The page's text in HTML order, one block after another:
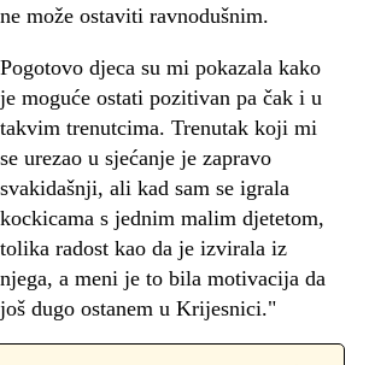
ne može ostaviti ravnodušnim.
Pogotovo djeca su mi pokazala kako
je moguće ostati pozitivan pa čak i u
takvim trenutcima. Trenutak koji mi
se urezao u sjećanje je zapravo
svakidašnji, ali kad sam se igrala
kockicama s jednim malim djetetom,
tolika radost kao da je izvirala iz
njega, a meni je to bila motivacija da
još dugo ostanem u Krijesnici."